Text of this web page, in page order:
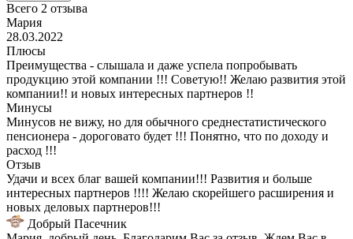
Всего 2 отзыва
Мария
28.03.2022
Плюсы
Преимущества - слышала и даже успела попробывать
продукцию этой компании !!! Советую!! Желаю развития этой
компании!! и новых интересных партнеров !!
Минусы
Минусов не вижу, но для обычного среднестатистического
пенсионера - дороговато будет !!! Понятно, что по доходу и
расход !!!
Отзыв
Удачи и всех благ вашей компании!!! Развития и больше
интересных партнеров !!!! Желаю скорейшего расширения и
новых деловых партнеров!!!
Добрый Пасечник